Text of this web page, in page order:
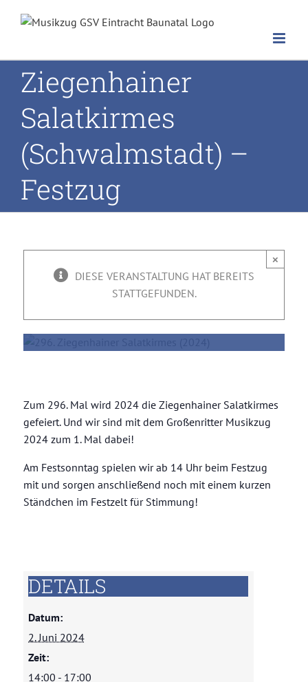
Inhalt
Ziegenhainer
Salatkirmes
(Schwalmstadt) –
Festzug
×
DIESE VERANSTALTUNG HAT BEREITS
STATTGEFUNDEN.
Ziegenhainer
Salatkirmes
(Schwalmstadt)
– Festzug
Zum 296. Mal wird 2024 die Ziegenhainer Salatkirmes
gefeiert. Und wir sind mit dem Großenritter Musikzug
2024 zum 1. Mal dabei!
Am Festsonntag spielen wir ab 14 Uhr beim Festzug
mit und sorgen anschließend noch mit einem kurzen
Ständchen im Festzelt für Stimmung!
DETAILS
Datum:
2. Juni 2024
Zeit:
14:00 - 17:00
Musikzug buchen